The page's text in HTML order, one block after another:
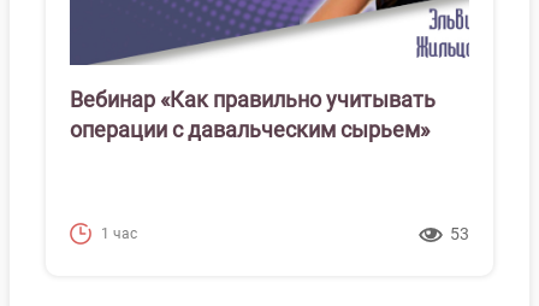
Вебинар «Как правильно учитывать
операции с давальческим сырьем»
1 час 53